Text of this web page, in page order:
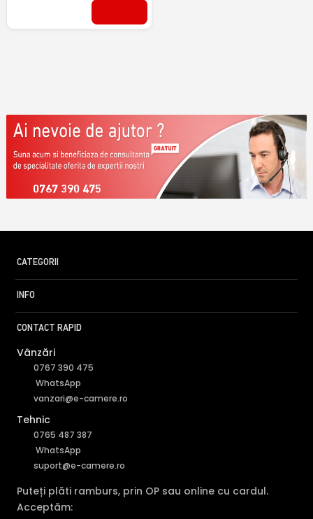
0767 390 475
CATEGORII
INFO
CONTACT RAPID
Vânzări
0767 390 475
WhatsApp
vanzari@e-camere.ro
Tehnic
0765 487 387
WhatsApp
suport@e-camere.ro
Puteți plăti ramburs, prin OP sau online cu cardul.
Acceptăm: